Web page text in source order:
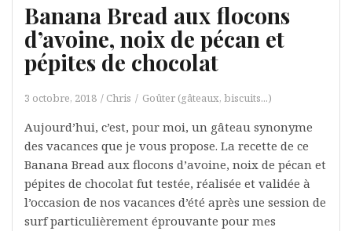
Banana Bread aux flocons
d’avoine, noix de pécan et
pépites de chocolat
3 octobre, 2018 Chris Goûter (gâteaux, biscuits...)
Aujourd’hui, c’est, pour moi, un gâteau synonyme
des vacances que je vous propose. La recette de ce
Banana Bread aux flocons d’avoine, noix de pécan et
pépites de chocolat fut testée, réalisée et validée à
l’occasion de nos vacances d’été après une session de
surf particulièrement éprouvante pour mes